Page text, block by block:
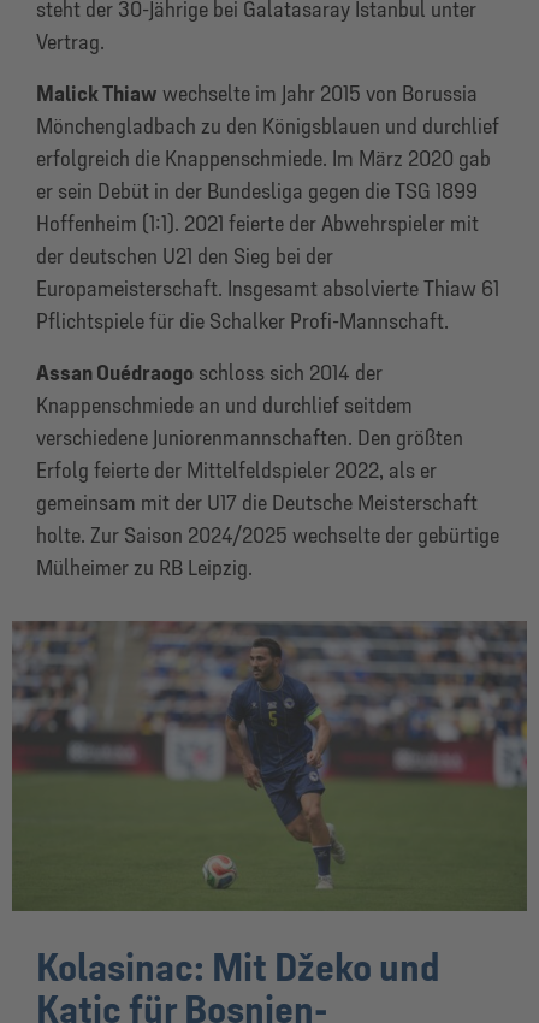
steht der 30-Jährige bei Galatasaray Istanbul unter
Vertrag.
Malick Thiaw wechselte im Jahr 2015 von Borussia
Mönchengladbach zu den Königsblauen und durchlief
erfolgreich die Knappenschmiede. Im März 2020 gab
er sein Debüt in der Bundesliga gegen die TSG 1899
Hoffenheim (1:1). 2021 feierte der Abwehrspieler mit
der deutschen U21 den Sieg bei der
Europameisterschaft. Insgesamt absolvierte Thiaw 61
Pflichtspiele für die Schalker Profi-Mannschaft.
Assan Ouédraogo schloss sich 2014 der
Knappenschmiede an und durchlief seitdem
verschiedene Juniorenmannschaften. Den größten
Erfolg feierte der Mittelfeldspieler 2022, als er
gemeinsam mit der U17 die Deutsche Meisterschaft
holte. Zur Saison 2024/2025 wechselte der gebürtige
Mülheimer zu RB Leipzig.
Kolasinac: Mit Džeko und
Katic für Bosnien-